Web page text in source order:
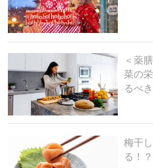
＜薬
菜の
るべ
梅干
る！